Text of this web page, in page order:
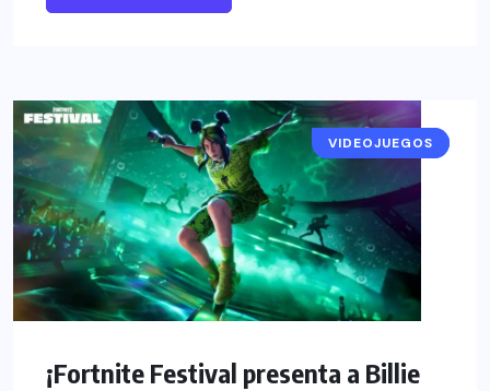
NOTICIAS
VIDEOJUEGOS
¡Fortnite Festival presenta a Billie